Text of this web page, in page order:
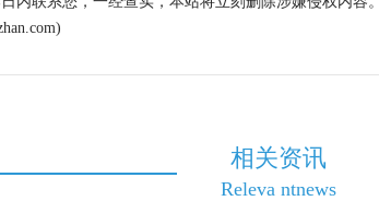
相关资讯
Releva ntnews